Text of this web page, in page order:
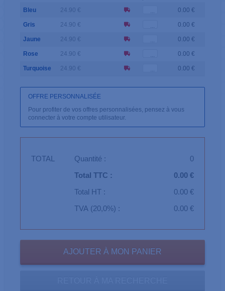
Bleu 24.90 € 0.00 €
Gris 24.90 € 0.00 €
Jaune 24.90 € 0.00 €
Rose 24.90 € 0.00 €
Turquoise 24.90 € 0.00 €
OFFRE PERSONNALISÉE
Pour profiter de vos offres personnalisées, pensez à vous
connecter à votre compte utilisateur.
TOTAL Quantité :
0
Total TTC :
0.00 €
Total HT :
0.00 €
TVA (20,0%) :
0.00 €